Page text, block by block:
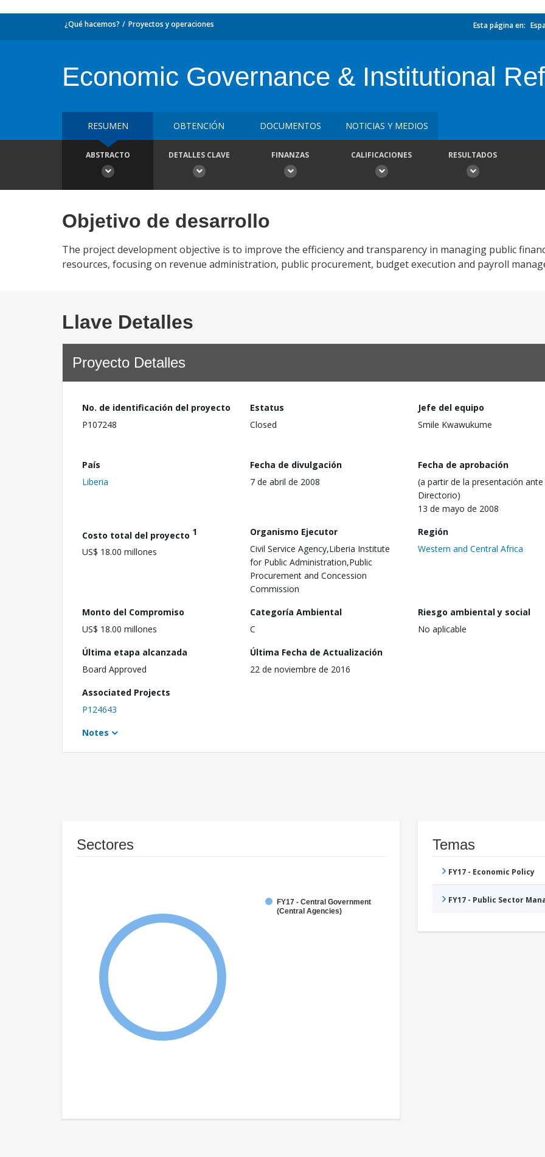
¿Qué hacemos? Proyectos y operaciones Esta página en:
Economic Governance & Institutional
RESUMEN OBTENCIÓN DOCUMENTOS NOTICIAS Y MEDIOS
ABSTRACTO DETALLES CLAVE FINANZAS CALIFICACIONES RESULTADOS
Objetivo de desarrollo
The project development objective is to improve the efficiency and transparency in managing public
resources, focusing on revenue administration, public procurement, budget execution and payroll
Llave Detalles
Proyecto Detalles
No. de identificación del proyecto
P107248
Estatus
Closed
Jefe del equipo
Smile Kwawukume
País
Liberia
Fecha de divulgación
7 de abril de 2008
Fecha de aprobación
(a partir de la presentación ante
Directorio)
13 de mayo de 2008
Costo total del proyecto 1
US$ 18.00 millones
Organismo Ejecutor
Civil Service Agency,Liberia Institute
for Public Administration,Public
Procurement and Concession
Commission
Región
Western and Central Africa
Monto del Compromiso
US$ 18.00 millones
Categoría Ambiental
C
Riesgo ambiental y social
No aplicable
Última etapa alcanzada
Board Approved
Última Fecha de Actualización
22 de noviembre de 2016
Associated Projects
P124643
Notes
Sectores
FY17 - Central Government
(Central Agencies)
Temas
FY17 - Economic Policy
FY17 - Public Sector